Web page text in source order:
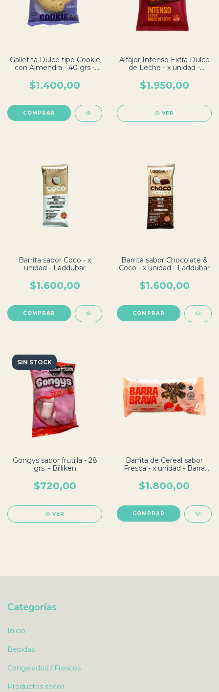
Galletita Dulce tipo Cookie
con Almendra - 40 grs -
$1.400,00
Alfajor Intenso Extra Dulce
de Leche - x unidad -
$1.950,00
VER
Barrita sabor Coco - x
unidad - Laddubar
$1.600,00
Barrita sabor Chocolate &
Coco - x unidad - Laddubar
$1.600,00
SIN STOCK
Gongys sabor frutilla - 28
grs. - Billiken
$720,00
VER
Barrita de Cereal sabor
Fresca - x unidad - Barra
$1.800,00
Categorías
Inicio
Bebidas
Congelados / Frescos
Productos secos